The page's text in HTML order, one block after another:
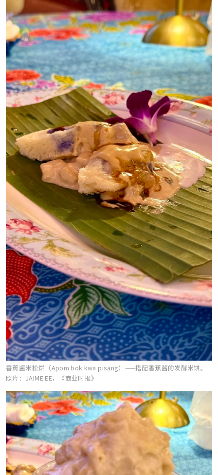
香蕉酱米松饼（Apom bok kwa pisang）——搭配香蕉酱的发酵米饼。
照片：JAIME EE，《商业时报》